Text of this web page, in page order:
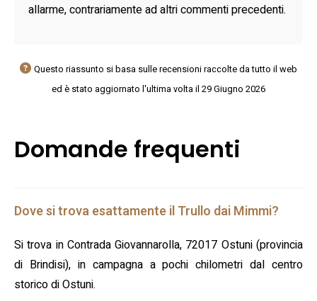
allarme, contrariamente ad altri commenti precedenti.
Questo riassunto si basa sulle recensioni raccolte da tutto il web
ed è stato aggiornato l'ultima volta il 29 Giugno 2026
Domande frequenti
Dove si trova esattamente il Trullo dai Mimmi?
Si trova in Contrada Giovannarolla, 72017 Ostuni (provincia
di Brindisi), in campagna a pochi chilometri dal centro
storico di Ostuni.